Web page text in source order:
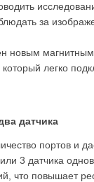
за
новым магнитным
легко
датчика
портов и
3 датчика
что повышает